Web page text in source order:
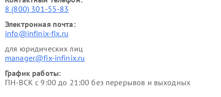
8 (800) 301-55-83
Электронная почта:
info@infinix-fix.ru
для юридических лиц
manager@fix-infinix.ru
График работы:
ПН-ВСК с 9:00 до 21:00 без перерывов и выходных